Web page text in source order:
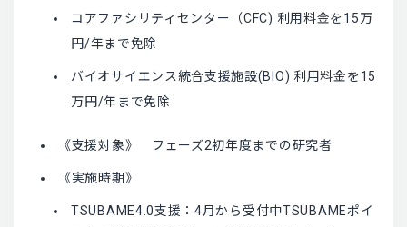
コアファシリティセンター（CFC) 利用料金を15万
円/年まで免除
バイオサイエンス統合支援施設(BIO) 利用料金を15
万円/年まで免除
《支援対象》 フェーズ2初年度までの研究者
《実施時期》
TSUBAME4.0支援：4月から受付中TSUBAMEポイ